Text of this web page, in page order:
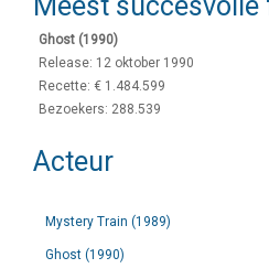
Ghost (1990)
Release: 12 oktober 1990
Recette: € 1.484.599
Bezoekers: 288.539
Acteur
Mystery Train (1989)
Ghost (1990)